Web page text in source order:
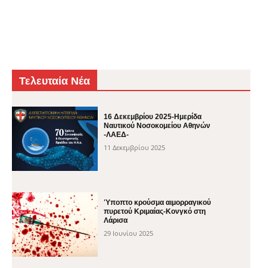
Τελευταία Νέα
16 Δεκεμβρίου 2025-Ημερίδα
Ναυτικού Νοσοκομείου Αθηνών
-ΛΑΕΔ-
11 Δεκεμβρίου 2025
Ύποπτο κρούσμα αιμορραγικού
πυρετού Κριμαίας-Κονγκό στη
Λάρισα
29 Ιουνίου 2025